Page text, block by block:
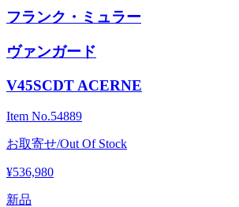
フランク・ミュラー
ヴァンガード
V45SCDT ACERNE
Item No.54889
お取寄せ/Out Of Stock
¥536,980
新品